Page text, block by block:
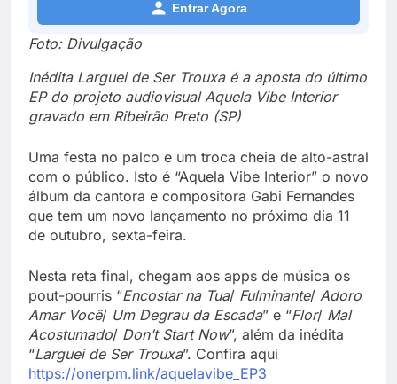
Entrar Agora
Foto: Divulgação
Inédita Larguei de Ser Trouxa é a aposta do último
EP do projeto audiovisual Aquela Vibe Interior
gravado em Ribeirão Preto (SP)
Uma festa no palco e um troca cheia de alto-astral
com o público. Isto é “Aquela Vibe Interior” o novo
álbum da cantora e compositora Gabi Fernandes
que tem um novo lançamento no próximo dia 11
de outubro, sexta-feira.
Nesta reta final, chegam aos apps de música os
pout-pourris “Encostar na Tua/ Fulminante/ Adoro
Amar Você/ Um Degrau da Escada” e “Flor/ Mal
Acostumado/ Don’t Start Now”, além da inédita
“Larguei de Ser Trouxa”. Confira aqui
https://onerpm.link/aquelavibe_EP3